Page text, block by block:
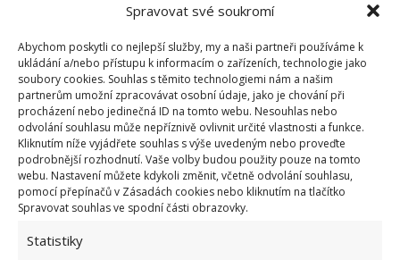
Spravovat své soukromí
Abychom poskytli co nejlepší služby, my a naši partneři používáme k
ukládání a/nebo přístupu k informacím o zařízeních, technologie jako
soubory cookies. Souhlas s těmito technologiemi nám a našim
partnerům umožní zpracovávat osobní údaje, jako je chování při
procházení nebo jedinečná ID na tomto webu. Nesouhlas nebo
odvolání souhlasu může nepříznivě ovlivnit určité vlastnosti a funkce.
Kliknutím níže vyjádřete souhlas s výše uvedeným nebo proveďte
podrobnější rozhodnutí. Vaše volby budou použity pouze na tomto
webu. Nastavení můžete kdykoli změnit, včetně odvolání souhlasu,
pomocí přepínačů v Zásadách cookies nebo kliknutím na tlačítko
Spravovat souhlas ve spodní části obrazovky.
Statistiky
Plněné brambory na olivovém oleji
Pokud máte oloupané brambory a nenapadá vás,
jak je rychle využít, vyzkoušejte tento jednoduchý
recept. K jeho přípravě budete potřebovat6 středně
velkých brambor, 3 lžíce olivového oleje, sůl, půl
hrnku na kostičky nakrájené slaniny, 1 hrnek
2 lžíce nasekané pažitky. Vrch i spodek brambor